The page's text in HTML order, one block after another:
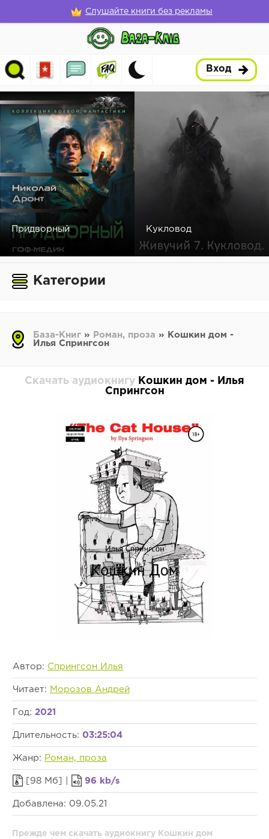
Слушайте книги без рекламы
Вход
Придворный Кукловод
Категории
База-Книг » Роман, проза » Кошкин дом -
Илья Спрингсон
Скачать аудиокнигу Кошкин дом - Илья
Спрингсон
Автор: Спрингсон Илья
Читает: Морозов Андрей
Год: 2021
Длительность: 03:25:04
Жанр: Роман, проза
[98 Мб] | 96 kb/s
Добавлена: 09.05.21
Прежде чем скачать аудиокнигу Кошкин дом